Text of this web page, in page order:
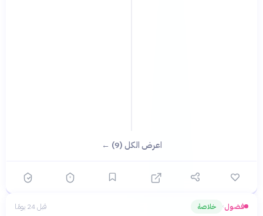
اعرض الكل (9) ←
فضول› خلاصة قبل 24 يومًا